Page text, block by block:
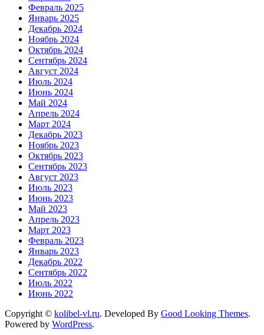
Февраль 2025
Январь 2025
Декабрь 2024
Ноябрь 2024
Октябрь 2024
Сентябрь 2024
Август 2024
Июль 2024
Июнь 2024
Май 2024
Апрель 2024
Март 2024
Декабрь 2023
Ноябрь 2023
Октябрь 2023
Сентябрь 2023
Август 2023
Июль 2023
Июнь 2023
Май 2023
Апрель 2023
Март 2023
Февраль 2023
Январь 2023
Декабрь 2022
Сентябрь 2022
Июль 2022
Июнь 2022
Copyright © kolibel-vl.ru. Developed By Good Looking Themes.
Powered by WordPress.